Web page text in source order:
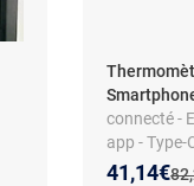
connecté -
app - Type-
Nouveau
41,14€